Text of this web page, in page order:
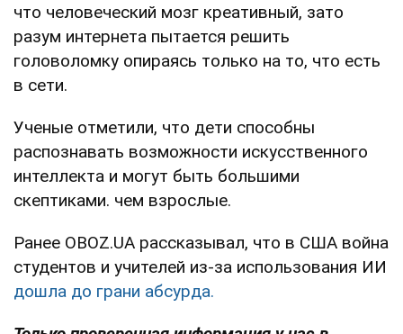
что человеческий мозг креативный, зато
разум интернета пытается решить
головоломку опираясь только на то, что есть
в сети.
Ученые отметили, что дети способны
распознавать возможности искусственного
интеллекта и могут быть большими
скептиками. чем взрослые.
Ранее OBOZ.UA рассказывал, что в США война
студентов и учителей из-за использования ИИ
дошла до грани абсурда.